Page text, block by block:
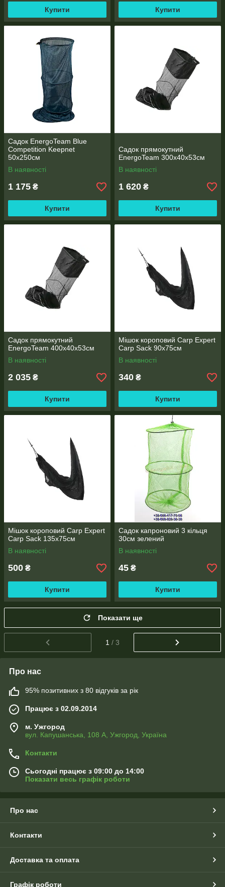
Купити Купити
Садок EnergoTeam Blue
Competition Keepnet
50х250cм
В наявності
1 175 ₴
Купити
Садок прямокутний
EnergoTeam 300x40x53см
В наявності
1 620 ₴
Купити
Садок прямокутний
EnergoTeam 400x40x53см
В наявності
2 035 ₴
Купити
Мішок короповий Carp Expert
Carp Sack 90x75см
В наявності
340 ₴
Купити
Мішок короповий Carp Expert
Carp Sack 135x75см
В наявності
500 ₴
Купити
Садок капроновий 3 кільця
30см зелений
В наявності
45 ₴
Купити
Показати ще
1 / 3
Про нас
95% позитивних з 80 відгуків за рік
Працює з 02.09.2014
м. Ужгород
вул. Капушанська, 108 А, Ужгород, Україна
Контакти
Сьогодні працює з 09:00 до 14:00
Показати весь графік роботи
Про нас
Контакти
Доставка та оплата
Графік роботи